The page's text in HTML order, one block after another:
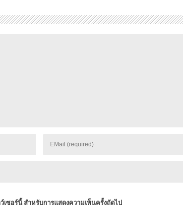
ซอร์นี้ สำหรับการแสดงความเห็นครั้งถัดไป